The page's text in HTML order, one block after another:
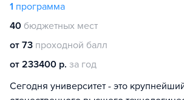
1 программа
40 бюджетных мест
от 73 проходной балл
от 233400 р. за год
Сегодня университет - это